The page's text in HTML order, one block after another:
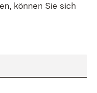
können Sie sich